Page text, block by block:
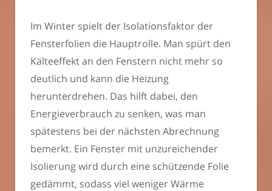
Im Winter spielt der Isolationsfaktor der
Fensterfolien die Hauptrolle. Man spürt den
Kälteeffekt an den Fenstern nicht mehr so
deutlich und kann die Heizung
herunterdrehen. Das hilft dabei, den
Energieverbrauch zu senken, was man
spätestens bei der nächsten Abrechnung
bemerkt. Ein Fenster mit unzureichender
Isolierung wird durch eine schützende Folie
gedämmt, sodass viel weniger Wärme